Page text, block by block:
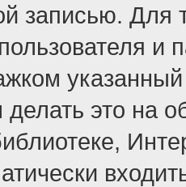
записью. Для
это на